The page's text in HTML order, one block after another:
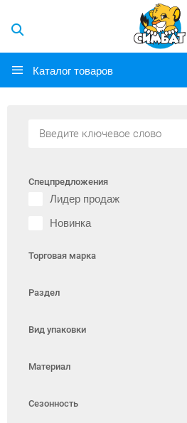
Каталог товаров
Спецпредложения
Лидер продаж
Новинка
Торговая марка
Раздел
Вид упаковки
Материал
Сезонность